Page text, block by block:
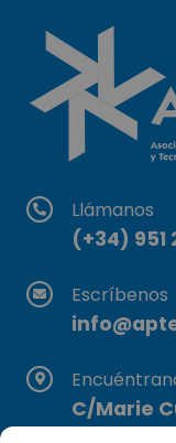
Llámanos
(+34) 951
Escríbenos
C/Marie